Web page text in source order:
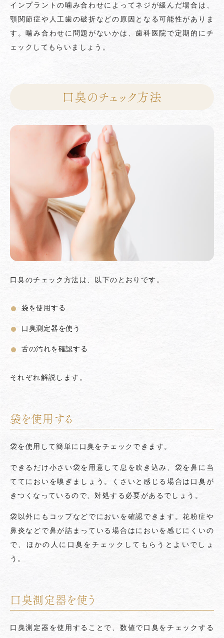
インプラントの噛み合わせによってネジが緩んだ場合は、
顎関節症や人工歯の破折などの原因となる可能性がありま
す。噛み合わせに問題がないかは、歯科医院で定期的にチ
ェックしてもらいましょう。
口臭のチェック方法
口臭のチェック方法は、以下のとおりです。
袋を使用する
口臭測定器を使う
舌の汚れを確認する
それぞれ解説します。
袋を使用する
袋を使用して簡単に口臭をチェックできます。
できるだけ小さい袋を用意して息を吹き込み、袋を鼻に当
ててにおいを嗅ぎましょう。くさいと感じる場合は口臭が
きつくなっているので、対処する必要があるでしょう。
袋以外にもコップなどでにおいを確認できます。花粉症や
鼻炎などで鼻が詰まっている場合はにおいを感じにくいの
で、ほかの人に口臭をチェックしてもらうとよいでしょ
う。
口臭測定器を使う
口臭測定器を使用することで、数値で口臭をチェックする